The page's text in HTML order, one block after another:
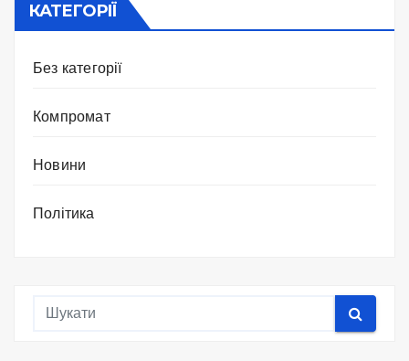
КАТЕГОРІЇ
Без категорії
Компромат
Новини
Політика